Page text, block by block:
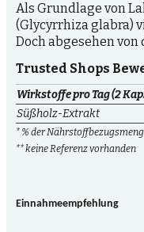
Als Grundlage von
(Glycyrrhiza glabra)
Doch abgesehen
Trusted Shops
Wirkstoffe pro Tag (2
Süßholz-Extrakt
* % der
** keine Referenz vorhanden
Einnahmeempfehlung